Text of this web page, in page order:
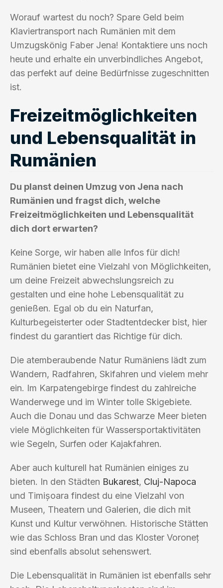
Worauf wartest du noch? Spare Geld beim
Klaviertransport nach Rumänien mit dem
Umzugskönig Faber Jena! Kontaktiere uns noch
heute und erhalte ein unverbindliches Angebot,
das perfekt auf deine Bedürfnisse zugeschnitten
ist.
Freizeitmöglichkeiten
und Lebensqualität in
Rumänien
Du planst deinen Umzug von Jena nach
Rumänien und fragst dich, welche
Freizeitmöglichkeiten und Lebensqualität
dich dort erwarten?
Keine Sorge, wir haben alle Infos für dich!
Rumänien bietet eine Vielzahl von Möglichkeiten,
um deine Freizeit abwechslungsreich zu
gestalten und eine hohe Lebensqualität zu
genießen. Egal ob du ein Naturfan,
Kulturbegeisterter oder Stadtentdecker bist, hier
findest du garantiert das Richtige für dich.
Die atemberaubende Natur Rumäniens lädt zum
Wandern, Radfahren, Skifahren und vielem mehr
ein. Im Karpatengebirge findest du zahlreiche
Wanderwege und im Winter tolle Skigebiete.
Auch die Donau und das Schwarze Meer bieten
viele Möglichkeiten für Wassersportaktivitäten
wie Segeln, Surfen oder Kajakfahren.
Aber auch kulturell hat Rumänien einiges zu
bieten. In den Städten Bukarest, Cluj-Napoca
und Timișoara findest du eine Vielzahl von
Museen, Theatern und Galerien, die dich mit
Kunst und Kultur verwöhnen. Historische Stätten
wie das Schloss Bran und das Kloster Voroneț
sind ebenfalls absolut sehenswert.
Die Lebensqualität in Rumänien ist ebenfalls sehr